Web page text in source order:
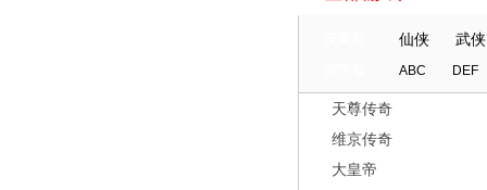
仙侠 武侠
ABC DEF
天尊传奇
维京传奇
大皇帝